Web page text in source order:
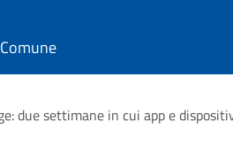
due settimane in cui app e